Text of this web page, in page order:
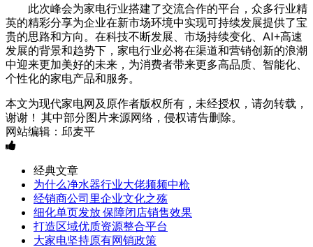
此次峰会为家电行业搭建了交流合作的平台，众多行业精
英的精彩分享为企业在新市场环境中实现可持续发展提供了宝
贵的思路和方向。在科技不断发展、市场持续变化、AI+高速
发展的背景和趋势下，家电行业必将在渠道和营销创新的浪潮
中迎来更加美好的未来，为消费者带来更多高品质、智能化、
个性化的家电产品和服务。
本文为现代家电网及原作者版权所有，未经授权，请勿转载，
谢谢！ 其中部分图片来源网络，侵权请告删除。
网站编辑：邱麦平
经典文章
为什么净水器行业大佬频频中枪
经销商公司里企业文化之殇
细化单页发放 保障闭店销售效果
打造区域优质资源整合平台
大家电坚持原有网销政策